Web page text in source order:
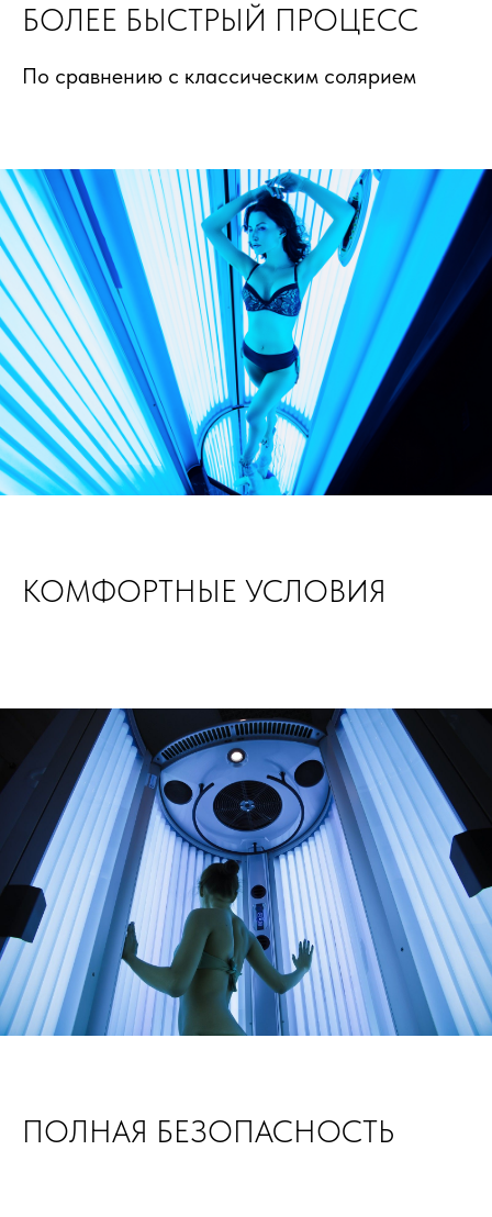
БОЛЕЕ БЫСТРЫЙ ПРОЦЕСС
По сравнению с классическим солярием
КОМФОРТНЫЕ УСЛОВИЯ
ПОЛНАЯ БЕЗОПАСНОСТЬ